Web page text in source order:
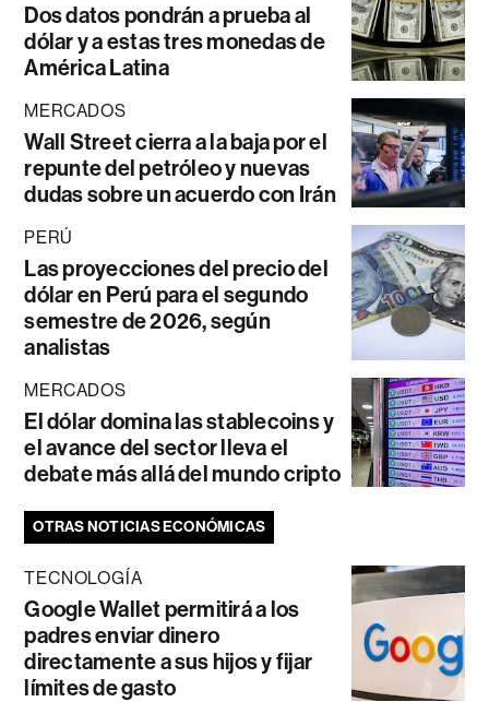
Dos datos pondrán a prueba al
dólar y a estas tres monedas de
América Latina
MERCADOS
Wall Street cierra a la baja por el
repunte del petróleo y nuevas
dudas sobre un acuerdo con Irán
PERÚ
Las proyecciones del precio del
dólar en Perú para el segundo
semestre de 2026, según
analistas
MERCADOS
El dólar domina las stablecoins y
el avance del sector lleva el
debate más allá del mundo cripto
OTRAS NOTICIAS ECONÓMICAS
TECNOLOGÍA
Google Wallet permitirá a los
padres enviar dinero
directamente a sus hijos y fijar
límites de gasto